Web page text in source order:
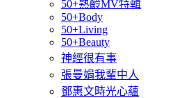
50+熟齡MV特輯
50+Body
50+Living
50+Beauty
神經很有事
張曼娟我輩中人
鄧惠文時光心蘊